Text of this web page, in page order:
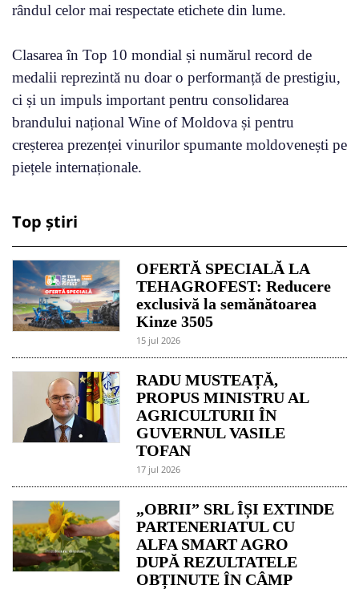
rândul celor mai respectate etichete din lume.
Clasarea în Top 10 mondial și numărul record de
medalii reprezintă nu doar o performanță de prestigiu,
ci și un impuls important pentru consolidarea
brandului național Wine of Moldova și pentru
creșterea prezenței vinurilor spumante moldovenești pe
piețele internaționale.
Top știri
OFERTĂ SPECIALĂ LA
TEHAGROFEST: Reducere
exclusivă la semănătoarea
Kinze 3505
15 jul 2026
RADU MUSTEAȚĂ,
PROPUS MINISTRU AL
AGRICULTURII ÎN
GUVERNUL VASILE
TOFAN
17 jul 2026
„OBRII” SRL ÎȘI EXTINDE
PARTENERIATUL CU
ALFA SMART AGRO
DUPĂ REZULTATELE
OBȚINUTE ÎN CÂMP